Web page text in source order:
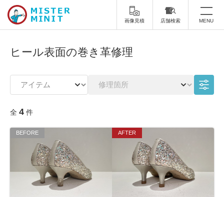
画像見積 店舗検索 MENU
スーツケース修理
靴磨き
カバンの修理 時計修理・電池交換
合鍵の作製
ヒール表面の巻き革修理
全 4 件